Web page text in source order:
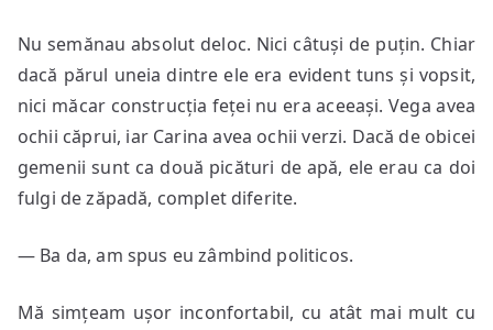
Nu semănau absolut deloc. Nici câtuși de puțin. Chiar
dacă părul uneia dintre ele era evident tuns și vopsit,
nici măcar construcția feței nu era aceeași. Vega avea
ochii căprui, iar Carina avea ochii verzi. Dacă de obicei
gemenii sunt ca două picături de apă, ele erau ca doi
fulgi de zăpadă, complet diferite.
— Ba da, am spus eu zâmbind politicos.
Mă simțeam ușor inconfortabil, cu atât mai mult cu